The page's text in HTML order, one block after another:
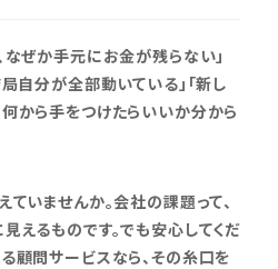
なぜか手元にお金が残らない」
局自分が全部動いている」「新し
から手をつけたらいいか分から
ていませんか。会社の課題って、
えるものです。でも安心してくだ
顧問サービスなら、その糸口を